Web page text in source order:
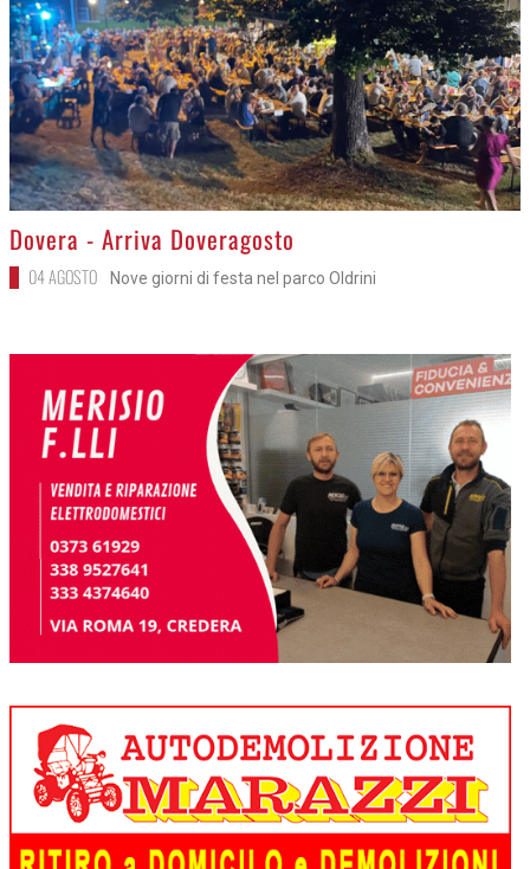
>
Dovera - Arriva Doveragosto
04 AGOSTO Nove giorni di festa nel parco Oldrini